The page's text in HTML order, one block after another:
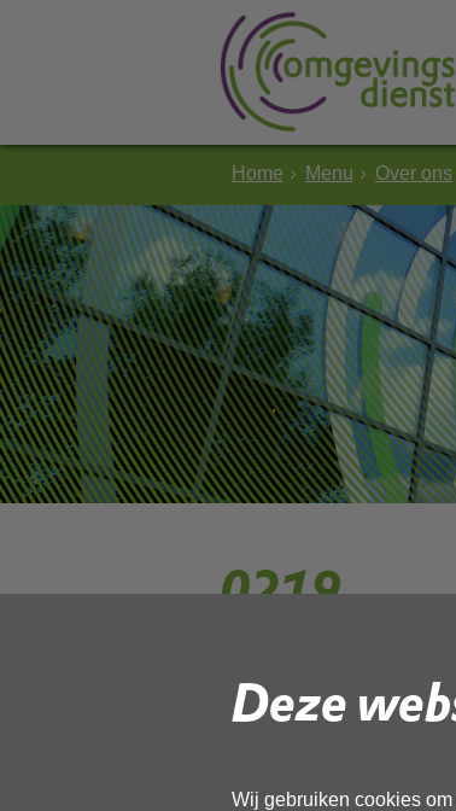
Deze
Wij gebruiken cookies
Home Menu Over ons
0219
Gebruik de onderstaande